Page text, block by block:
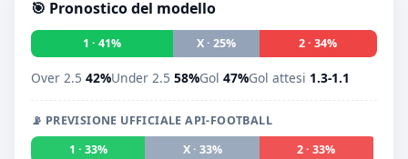
🎯 Pronostico del modello
1 · 41% X · 25% 2 · 34%
Over 2.5 42%Under 2.5 58%Gol 47%Gol attesi 1.3-1.1
📡 PREVISIONE UFFICIALE API-FOOTBALL
1 · 33%
X · 33% 2 · 33%